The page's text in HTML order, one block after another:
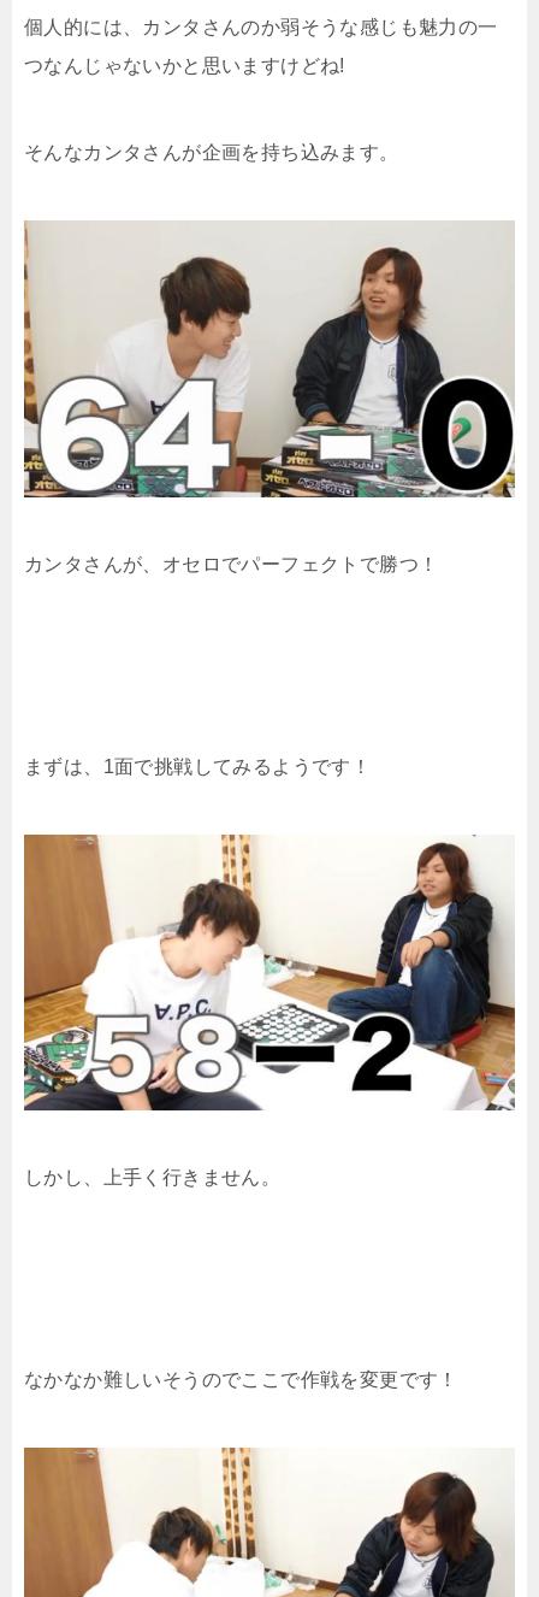
個人的には、カンタさんのか弱そうな感じも魅力の一
つなんじゃないかと思いますけどね!
そんなカンタさんが企画を持ち込みます。
カンタさんが、オセロでパーフェクトで勝つ！
まずは、1面で挑戦してみるようです！
しかし、上手く行きません。
なかなか難しいそうのでここで作戦を変更です！